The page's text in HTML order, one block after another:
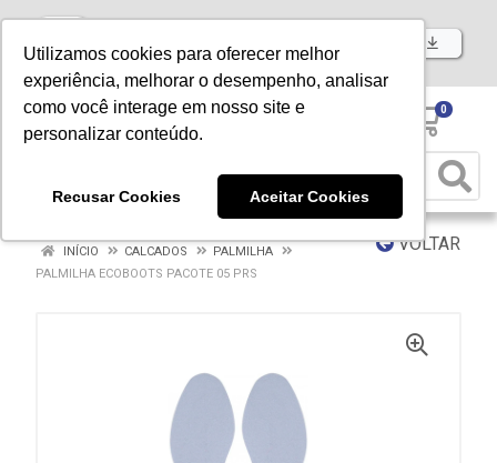
Utilizamos cookies para oferecer melhor
experiência, melhorar o desempenho, analisar
como você interage em nosso site e
personalizar conteúdo.
Recusar Cookies Aceitar Cookies
Baixe já nosso APP
0
VOLTAR
INÍCIO CALCADOS
PALMILHA
PALMILHA ECOBOOTS PACOTE 05 PRS